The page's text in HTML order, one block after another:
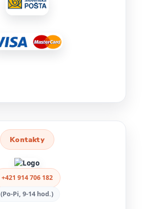
Kontakty
+421 914 706 182
(Po-Pi, 9-14 hod.)